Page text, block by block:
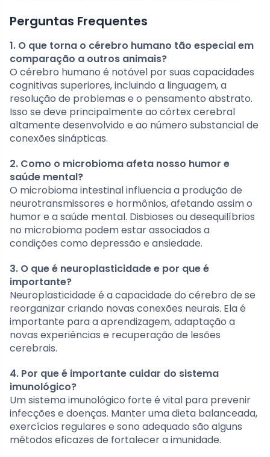
Perguntas Frequentes
1. O que torna o cérebro humano tão especial em
comparação a outros animais?
O cérebro humano é notável por suas capacidades
cognitivas superiores, incluindo a linguagem, a
resolução de problemas e o pensamento abstrato.
Isso se deve principalmente ao córtex cerebral
altamente desenvolvido e ao número substancial de
conexões sinápticas.
2. Como o microbioma afeta nosso humor e
saúde mental?
O microbioma intestinal influencia a produção de
neurotransmissores e hormônios, afetando assim o
humor e a saúde mental. Disbioses ou desequilíbrios
no microbioma podem estar associados a
condições como depressão e ansiedade.
3. O que é neuroplasticidade e por que é
importante?
Neuroplasticidade é a capacidade do cérebro de se
reorganizar criando novas conexões neurais. Ela é
importante para a aprendizagem, adaptação a
novas experiências e recuperação de lesões
cerebrais.
4. Por que é importante cuidar do sistema
imunológico?
Um sistema imunológico forte é vital para prevenir
infecções e doenças. Manter uma dieta balanceada,
exercícios regulares e sono adequado são alguns
métodos eficazes de fortalecer a imunidade.